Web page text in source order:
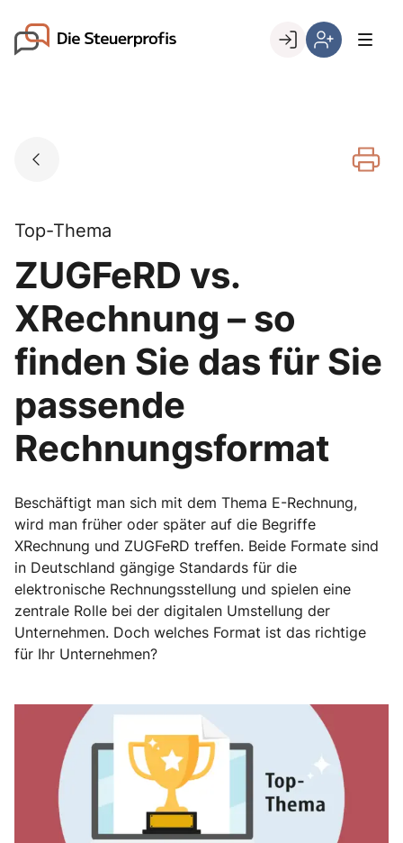
content
Go to landing page.
registrieren,
Top-Thema
ZUGFeRD vs.
XRechnung – so
finden Sie das für Sie
passende
Rechnungsformat
Beschäftigt man sich mit dem Thema E-Rechnung,
wird man früher oder später auf die Begriffe
XRechnung und ZUGFeRD treffen. Beide Formate sind
in Deutschland gängige Standards für die
elektronische Rechnungsstellung und spielen eine
zentrale Rolle bei der digitalen Umstellung der
Unternehmen. Doch welches Format ist das richtige
für Ihr Unternehmen?